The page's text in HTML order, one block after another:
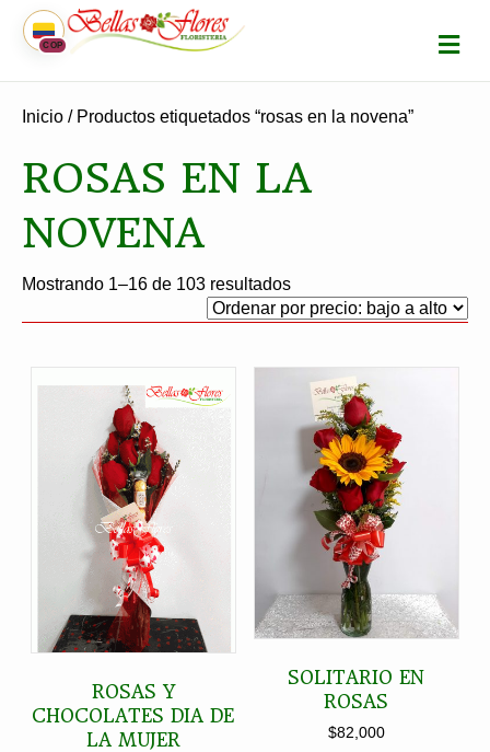
COP M
E
N
Inicio / Productos etiquetados “rosas en la novena”
ROSAS EN LA
NOVENA
Mostrando 1–16 de 103 resultadosOrdenado
por
alto
ROSAS Y
CHOCOLATES DIA DE
LA MUJER
SOLITARIO EN
ROSAS
$82,000